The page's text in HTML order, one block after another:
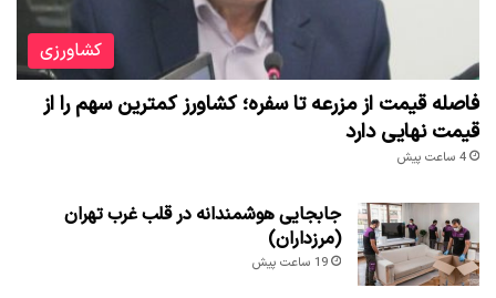
کشاورزی
فاصله قیمت از مزرعه تا سفره؛ کشاورز کمترین سهم را از
قیمت نهایی دارد
4 ساعت پیش
جابجایی هوشمندانه در قلب غرب تهران
(مرزداران)
19 ساعت پیش